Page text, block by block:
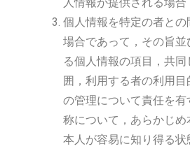
個人情報を特定の者と
場合であって，その旨
る個人情報の項目，共
囲，利用する者の利用
の管理について責任を
称について，あらかじ
本人が容易に知り得る状